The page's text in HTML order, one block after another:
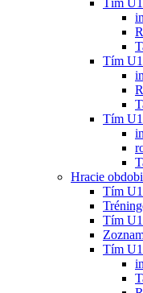
Tím
Tím
Hracie
Tím
Tím
Tím